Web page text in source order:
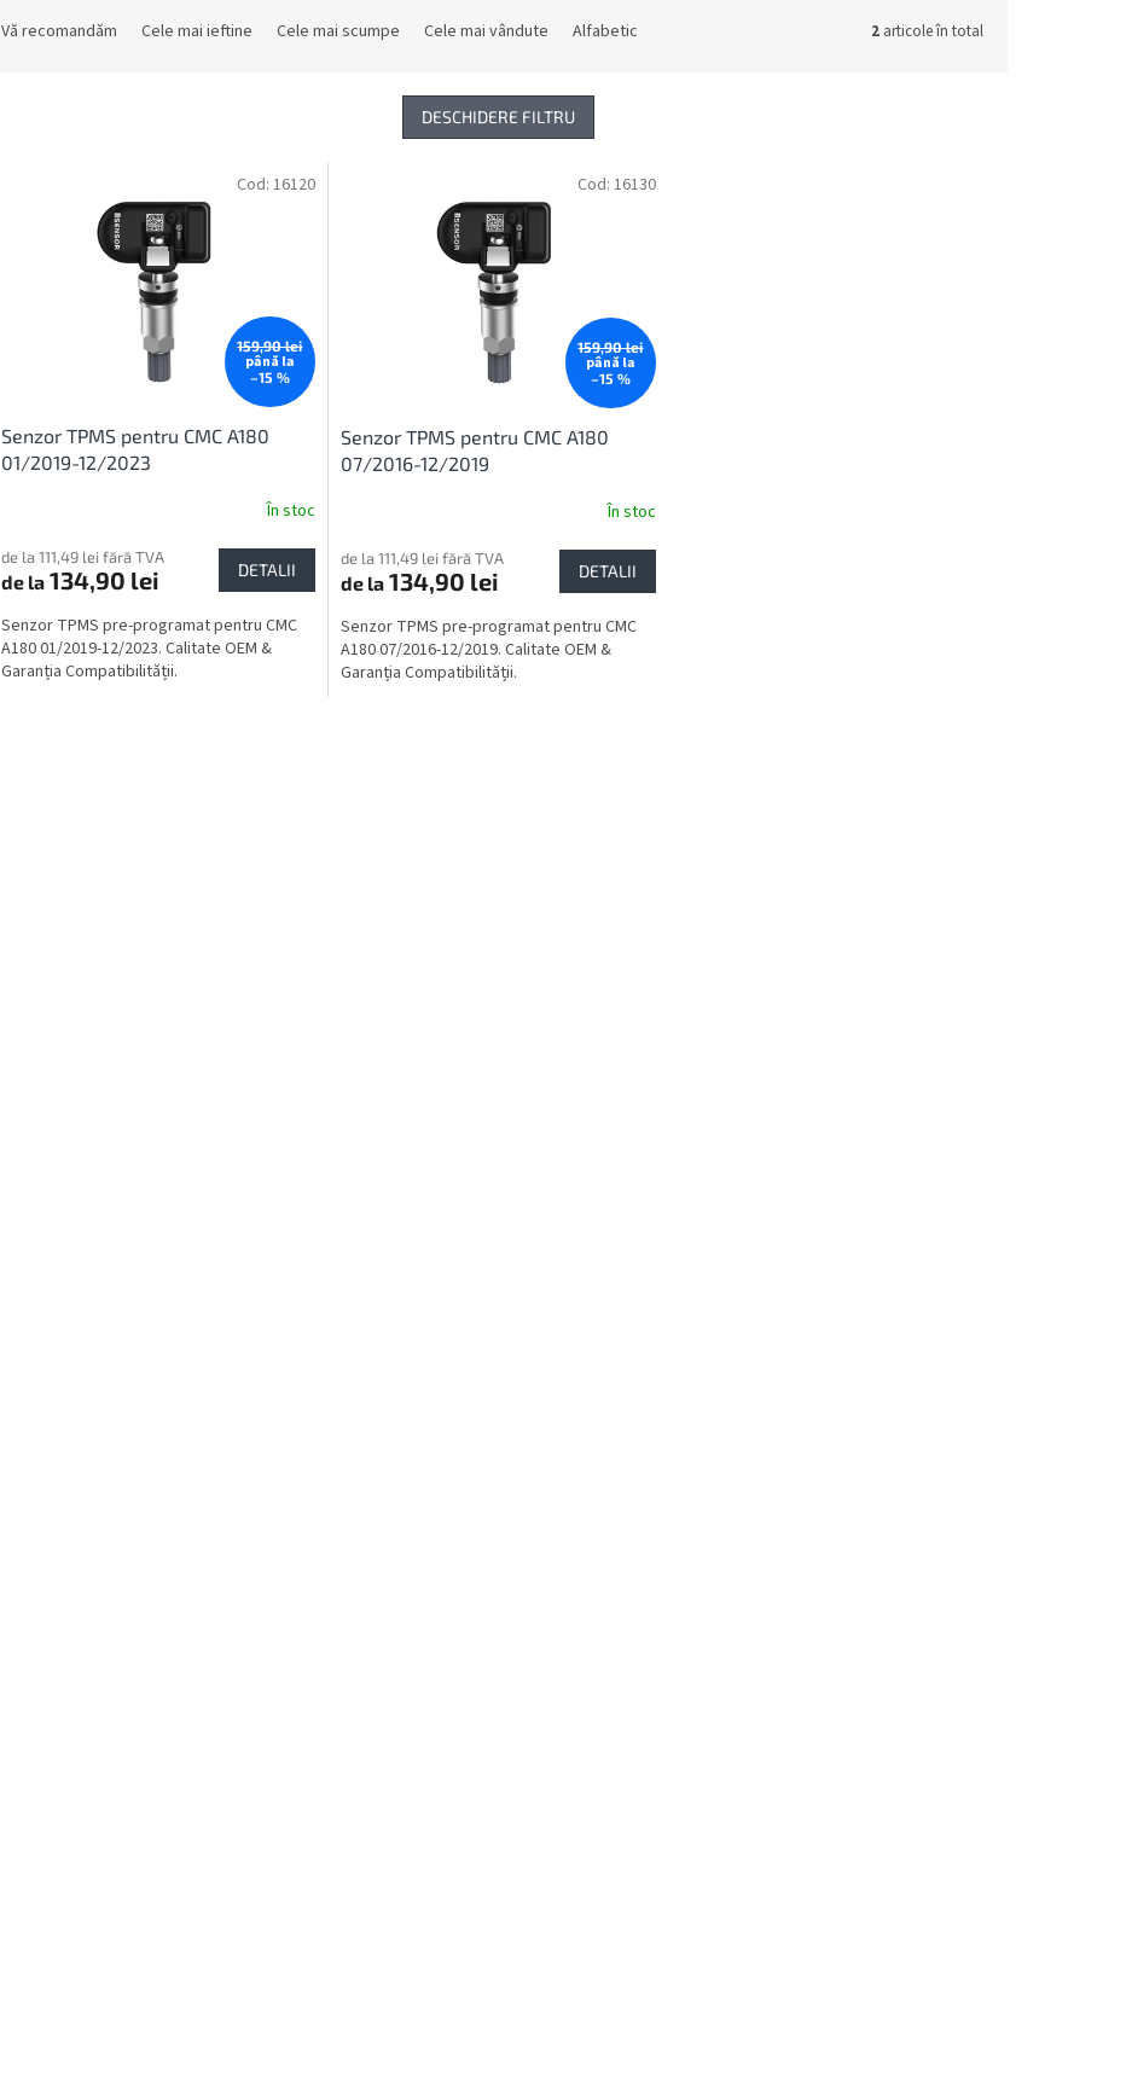
Vă recomandăm Cele mai ieftine Cele mai scumpe Cele mai vândute Alfabetic 2 articole în total
DESCHIDERE FILTRU
159,90 lei
până la
–15 %
Senzor TPMS pentru CMC A180
01/2019-12/2023
În stoc
de la 111,49 lei fără TVA
de la 134,90 lei DETALII
Senzor TPMS pre-programat pentru CMC
A180 01/2019-12/2023. Calitate OEM &
Garanția Compatibilității.
Cod: 16120
159,90 lei
până la
–15 %
Senzor TPMS pentru CMC A180
07/2016-12/2019
În stoc
de la 111,49 lei fără TVA
de la134,90 lei DETALII
Senzor TPMS pre-programat pentru CMC
A180 07/2016-12/2019. Calitate OEM &
Garanția Compatibilității.
Cod: 16130